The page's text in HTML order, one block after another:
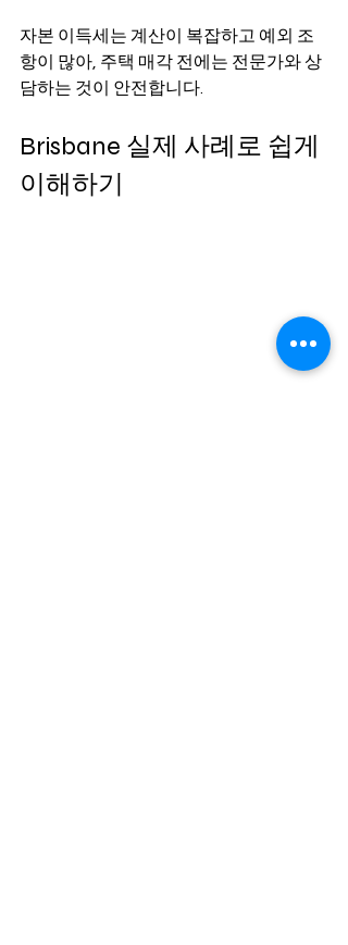
자본 이득세는 계산이 복잡하고 예외 조
항이 많아, 주택 매각 전에는 전문가와 상
담하는 것이 안전합니다.
Brisbane 실제 사례로 쉽게
이해하기